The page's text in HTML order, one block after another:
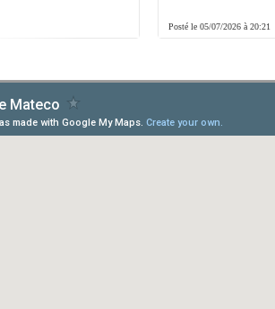
Posté le 05/07/2026 à 20:21